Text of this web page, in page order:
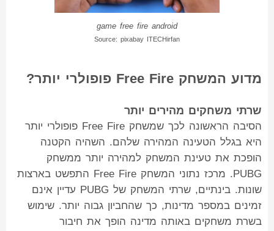
game free fire android
Source: pixabay ITECHirfan
מדוע המשחק Free Fire פופולרי יותר?
שרתי משחקים מהירים יותר
הסיבה הראשונה לכך שמשחק Free Fire פופולרי יותר
היא בגלל הטעינה המהירה שלהם. השהיה הקטנה
הופכת את טעינת המשחק למהירה יותר ממשחק
PUBG. מרכז נתוני המשחק Free Fire התפשט בארצות
שונות. בינתיים, שרתי המשחק של PUBG עדיין אינם
זמינים במספר מדינות, כך שהחביון גבוה יותר. שימוש
בשרת משחקים באותה מדינה הופך את חיבור